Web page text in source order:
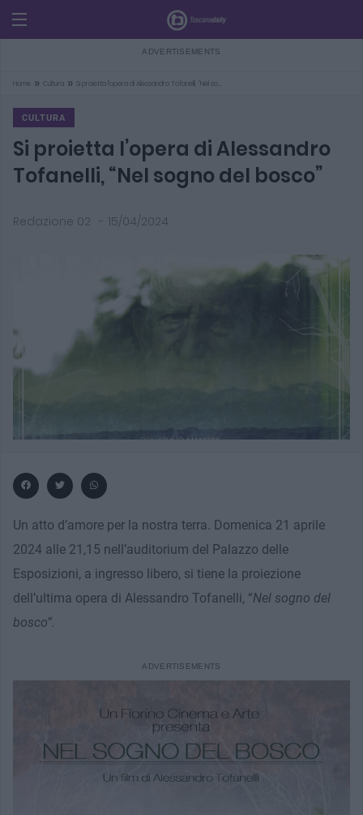
Home » Cultura » Si proietta l’opera di Alessandro Tofanelli, “Nel so…
CULTURA
Si proietta l’opera di Alessandro
Tofanelli, “Nel sogno del bosco”
Redazione 02 - 15/04/2024
Un atto d’amore per la nostra terra. Domenica 21 aprile
2024 alle 21,15 nell’auditorium del Palazzo delle
Esposizioni, a ingresso libero, si tiene la proiezione
dell’ultima opera di Alessandro Tofanelli, “Nel sogno del
bosco”.